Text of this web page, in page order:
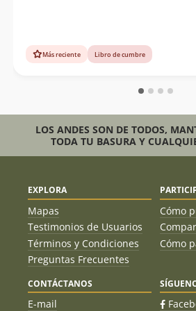
Más reciente Libro de cumbre
LOS ANDES SON DE TODOS,
TODA TU BASURA Y
EXPLORA
Mapas
Testimonios de Usuarios
Términos y Condiciones
Preguntas Frecuentes
Cómo
Cómo
CONTÁCTANOS
E-mail